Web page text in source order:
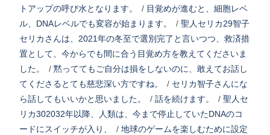
トアップの呼び水となります。
/ 目覚めが進むと、細胞レベ
ル、DNAレベルでも変容が始まります。
/ 聖人セリカ29智子
セリカさんは、2021年の冬至で選別完了と言いつつ、救済措
置として、今からでも間に合う目覚め方を教えてくださいま
した。
/ 黙っててもご自分は損をしないのに、敢えてお話し
てくださるとても慈悲深い方ですね。
/ セリカ智子さんにな
ら話してもいいかと思いました。
/ 話を続けます。 / 聖人セ
リカ302032年以降、人類は、今まで停止していたDNAのコ
ードにスイッチが入り、
/ 地球のゲームを楽しむために設定